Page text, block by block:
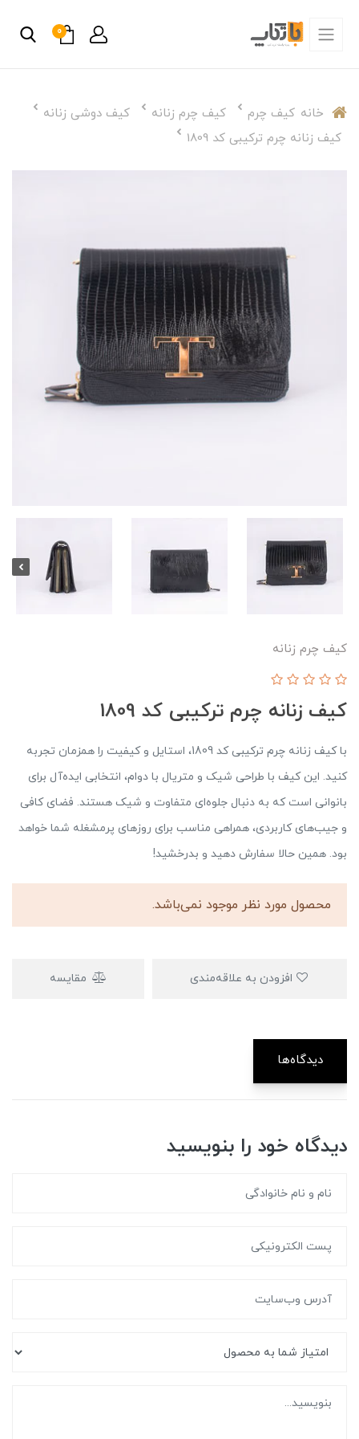
0
خانه کیف چرم کیف چرم زنانه
کیف دوشی زنانه
کیف زنانه چرم ترکیبی کد 1809
کیف چرم زنانه
کیف زنانه چرم ترکیبی کد 1809
با کیف زنانه چرم ترکیبی کد 1809، استایل و کیفیت را همزمان تجربه
کنید. این کیف با طراحی شیک و متریال با دوام، انتخابی ایده‌آل برای
بانوانی است که به دنبال جلوه‌ای متفاوت و شیک هستند. فضای کافی
و جیب‌های کاربردی، همراهی مناسب برای روزهای پرمشغله شما خواهد
بود. همین حالا سفارش دهید و بدرخشید!
محصول مورد نظر موجود نمی‌باشد.
مقایسه
دیدگاه‌ها
دیدگاه خود را بنویسید